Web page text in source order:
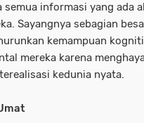
semua informasi yang ada
Sayangnya sebagian
kemampuan
mereka karena
kedunia nyata.